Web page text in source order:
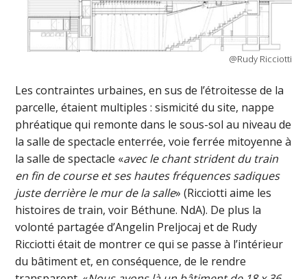
@Rudy Ricciotti
Les contraintes urbaines, en sus de l’étroitesse de la
parcelle, étaient multiples : sismicité du site, nappe
phréatique qui remonte dans le sous-sol au niveau de
la salle de spectacle enterrée, voie ferrée mitoyenne à
la salle de spectacle «avec le chant strident du train
en fin de course et ses hautes fréquences sadiques
juste derrière le mur de la salle» (Ricciotti aime les
histoires de train, voir Béthune. NdA). De plus la
volonté partagée d’Angelin Preljocaj et de Rudy
Ricciotti était de montrer ce qui se passe à l’intérieur
du bâtiment et, en conséquence, de le rendre